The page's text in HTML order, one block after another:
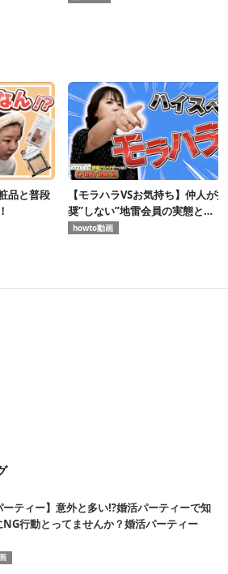
品と普段
【モラハラVSお気持ち】仲人が推
奨”しない”地雷会員の実態と
は・・・！？
howto動画
ーティー】意外と多い⁉️婚活パーティーで知
NG行動とってませんか？婚活パーティー